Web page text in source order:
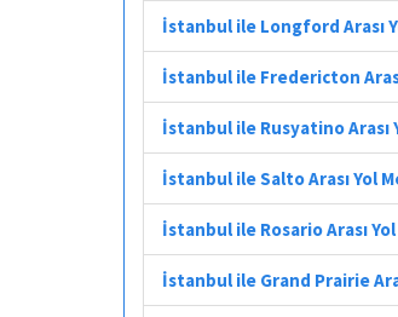
İstanbul ile Longford Arası
İstanbul ile Fredericton
İstanbul ile Rusyatino
İstanbul ile Salto Arası Yol
İstanbul ile Rosario Arası
İstanbul ile Grand Prairie